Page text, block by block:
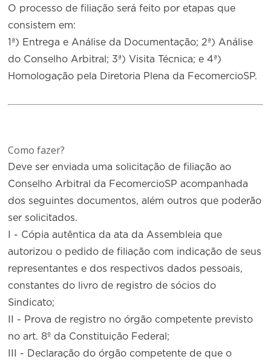
O processo de filiação será feito por etapas que
consistem em:
1ª) Entrega e Análise da Documentação; 2ª) Análise
do Conselho Arbitral; 3ª) Visita Técnica; e 4ª)
Homologação pela Diretoria Plena da FecomercioSP.
Como fazer?
Deve ser enviada uma solicitação de filiação ao
Conselho Arbitral da FecomercioSP acompanhada
dos seguintes documentos, além outros que poderão
ser solicitados.
I - Cópia autêntica da ata da Assembleia que
autorizou o pedido de filiação com indicação de seus
representantes e dos respectivos dados pessoais,
constantes do livro de registro de sócios do
Sindicato;
II - Prova de registro no órgão competente previsto
no art. 8º da Constituição Federal;
III - Declaração do órgão competente de que o